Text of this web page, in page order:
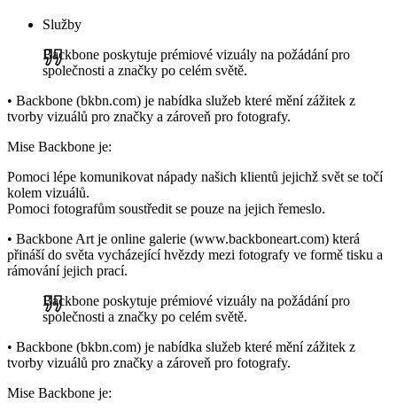
Služby
Backbone poskytuje prémiové vizuály na požádání pro
společnosti a značky po celém světě.
• Backbone (bkbn.com) je nabídka služeb které mění zážitek z
tvorby vizuálů pro značky a zároveň pro fotografy.
Mise Backbone je:
Pomoci lépe komunikovat nápady našich klientů jejichž svět se točí
kolem vizuálů.
Pomoci fotografům soustředit se pouze na jejich řemeslo.
• Backbone Art je online galerie (www.backboneart.com) která
přináší do světa vycházející hvězdy mezi fotografy ve formě tisku a
rámování jejich prací.
Backbone poskytuje prémiové vizuály na požádání pro
společnosti a značky po celém světě.
• Backbone (bkbn.com) je nabídka služeb které mění zážitek z
tvorby vizuálů pro značky a zároveň pro fotografy.
Mise Backbone je: